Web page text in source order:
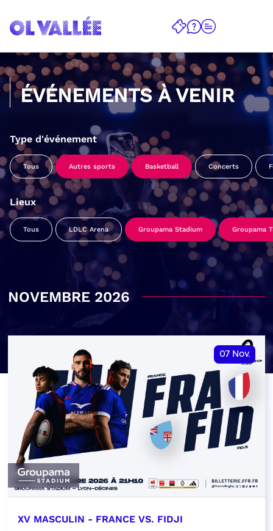
ÉVÉNEMENTS À VENIR
Type d'événement
Tous Autres sports Basketball Concerts
Lieux
Tous LDLC Arena Groupama Stadium Groupama
NOVEMBRE 2026
07 Nov.
XV MASCULIN - FRANCE VS. FIDJI